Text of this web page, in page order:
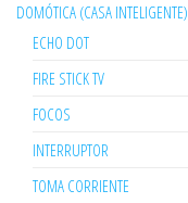
DOMÓTICA (CASA INTELIGENTE)
ECHO DOT
FIRE STICK TV
FOCOS
INTERRUPTOR
TOMA CORRIENTE